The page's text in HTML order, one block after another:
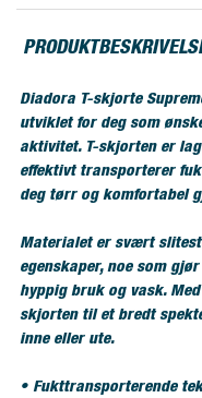
Diadora T-skjorte
utviklet for deg som
aktivitet. T-skjorten er
effektivt transporterer
deg tørr og komfortabel
Materialet er svært
egenskaper, noe som
hyppig bruk og vask.
skjorten til et bredt
inne eller ute.
• Fukttransporterende